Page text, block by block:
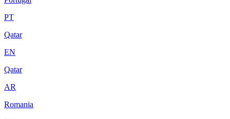
PT
Qatar
EN
Qatar
AR
Romania